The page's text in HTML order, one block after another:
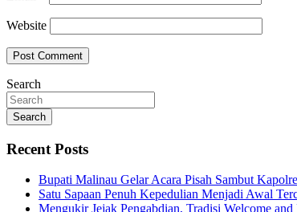
Website
Search
Search
Recent Posts
Bupati Malinau Gelar Acara Pisah Sambut
Satu Sapaan Penuh Kepedulian Menjadi Awal
Mengukir Jejak Pengabdian, Tradisi Welcome